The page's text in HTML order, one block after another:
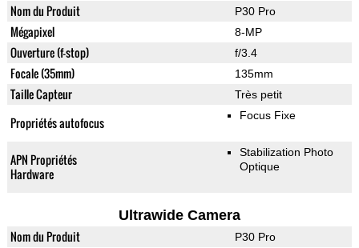
Nom du Produit P30 Pro
Mégapixel 8-MP
Ouverture (f-stop) f/3.4
Focale (35mm) 135mm
Taille Capteur Très petit
Propriétés autofocus Focus Fixe
APN Propriétés
Hardware
Stabilization Photo
Optique
Ultrawide Camera
Nom du Produit P30 Pro